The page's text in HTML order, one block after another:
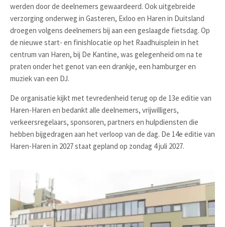
werden door de deelnemers gewaardeerd. Ook uitgebreide
verzorging onderweg in Gasteren, Exloo en Haren in Duitsland
droegen volgens deelnemers bij aan een geslaagde fietsdag. Op
de nieuwe start- en finishlocatie op het Raadhuisplein in het
centrum van Haren, bij De Kantine, was gelegenheid om na te
praten onder het genot van een drankje, een hamburger en
muziek van een DJ.
De organisatie kijkt met tevredenheid terug op de 13e editie van
Haren-Haren en bedankt alle deelnemers, vrijwilligers,
verkeersregelaars, sponsoren, partners en hulpdiensten die
hebben bijgedragen aan het verloop van de dag. De 14e editie van
Haren-Haren in 2027 staat gepland op zondag 4 juli 2027.